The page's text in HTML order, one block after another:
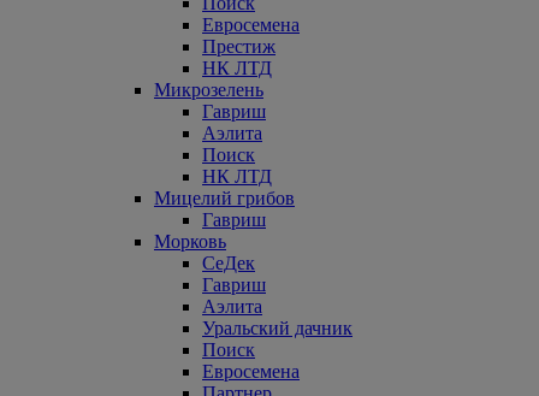
Евросемена
Престиж
НК ЛТД
Микрозелень
Гавриш
Аэлита
Поиск
НК ЛТД
Мицелий грибов
Гавриш
Морковь
СеДек
Гавриш
Аэлита
Уральский дачник
Поиск
Евросемена